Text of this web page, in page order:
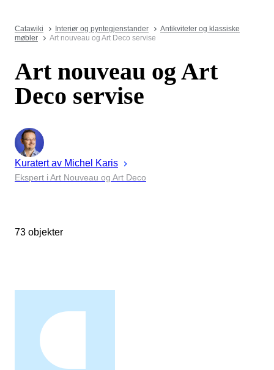
Catawiki Interiør og pyntegjenstander
Antikviteter og klassiske
møbler
Art nouveau og Art Deco servise
Art nouveau og Art
Deco servise
Kuratert av Michel Karis
Ekspert i Art Nouveau og Art Deco
73 objekter